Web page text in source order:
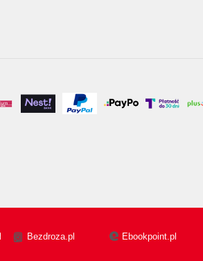
Bezdroza.pl Ebookpoint.pl